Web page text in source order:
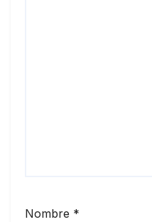
Nombre *